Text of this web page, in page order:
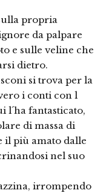
propria
da palpare
e sulle veline che
dietro.
si trova per la
i conti con l
l´ha fantasticato,
di massa di
il più amato dalle
nel suo
irrompendo